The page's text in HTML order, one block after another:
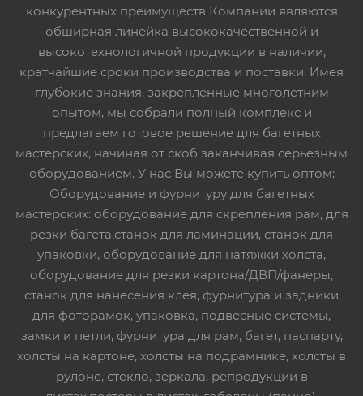
конкурентных преимуществ Компании являются
обширная линейка высококачественной и
высокотехнологичной продукции в наличии,
кратчайшие сроки производства и поставки. Имея
глубокие знания, закрепленные многолетним
опытом, мы собрали полный комплекс и
предлагаем готовое решение для багетных
мастерских, начиная от скоб заканчивая серьезным
оборудованием. У нас Вы можете купить оптом:
Оборудование и фурнитуру для багетных
мастерских: оборудование для скрепления рам, для
резки багета,станок для ламинации, станок для
упаковки, оборудование для натяжки холста,
оборудование для резки картона/ДВП/фанеры,
станок для нанесения клея, фурнитура и задники
для фоторамок, упаковка, подвесные системы,
замки и петли, фурнитура для рам, багет, паспарту,
холсты на картоне, холсты на подрамнике, холсты в
рулоне, стекло, зеркала, репродукции в